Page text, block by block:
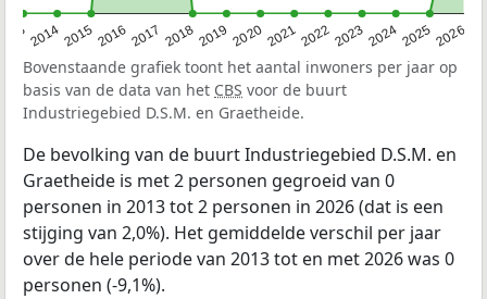
2014201520162017 20182019 2020202120222023202420252026
Bovenstaande grafiek toont het aantal inwoners per jaar op
basis van de data van het CBS voor de buurt
Industriegebied D.S.M. en Graetheide.
De bevolking van de buurt Industriegebied D.S.M. en
Graetheide is met 2 personen gegroeid van 0
personen in 2013 tot 2 personen in 2026 (dat is een
stijging van 2,0%). Het gemiddelde verschil per jaar
over de hele periode van 2013 tot en met 2026 was 0
personen (-9,1%).